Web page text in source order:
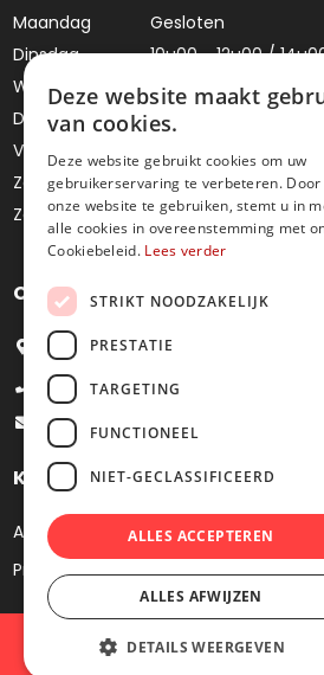
GESLOTEN VOOR JAARLIJKS
2026 ( DE WEBSHOP
Maandag
Gesloten
Dinsdag
10u00 - 12u00 /
Woensdag
10u00 - 12u00 /
Donderdag
Gesloten
Vrijdag
10u00 - 12u00 /
Zaterdag
10u00 - 12u00 /
Zondag
Gesloten
Contacteer ons
Bredestraat 4, 9041 Oostakker
+32 9 251 09 27
info@juweliermoens.be
Klantenservice
Algemene voorwaarden
Privacy
Deze website maakt
van cookies.
Deze website gebruikt cookies om uw
gebruikerservaring te verbeteren. Door
onze website te gebruiken, stemt u in
alle cookies in overeenstemming met
Cookiebeleid. Lees verder
STRIKT NOODZAKELIJK
PRESTATIE
TARGETING
FUNCTIONEEL
NIET-GECLASSIFICEERD
ALLES ACCEPTEREN
ALLES AFWIJZEN
DETAILS WEERGEVEN